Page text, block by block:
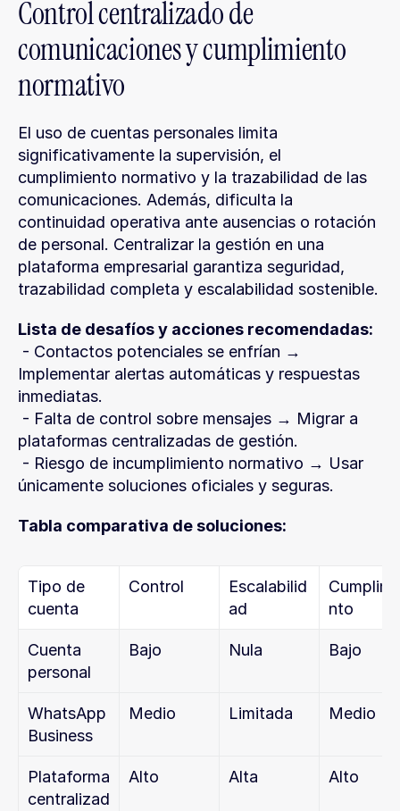
Control centralizado de
comunicaciones y cumplimiento
normativo
El uso de cuentas personales limita
significativamente la supervisión, el
cumplimiento normativo y la trazabilidad de las
comunicaciones. Además, dificulta la
continuidad operativa ante ausencias o rotación
de personal. Centralizar la gestión en una
plataforma empresarial garantiza seguridad,
trazabilidad completa y escalabilidad sostenible.
Lista de desafíos y acciones recomendadas:
Implementar alertas automáticas y respuestas
inmediatas.
plataformas centralizadas de gestión.
únicamente soluciones oficiales y seguras.
Tabla comparativa de soluciones:
Tipo de
cuenta
Control
Escalabilid
ad
nto
Cuenta
personal
Bajo Nula Bajo
WhatsApp
Business
Medio Limitada Medio
Plataforma
centralizad
Alto Alta Alto